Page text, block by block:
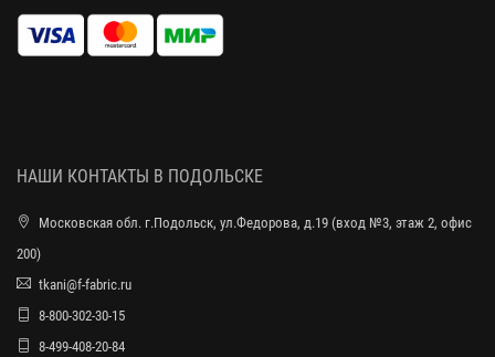
НАШИ КОНТАКТЫ В ПОДОЛЬСКЕ
Московская обл. г.Подольск, ул.Федорова, д.19 (вход №3, этаж 2, офис
200)
tkani@f-fabric.ru
8-800-302-30-15
8-499-408-20-84